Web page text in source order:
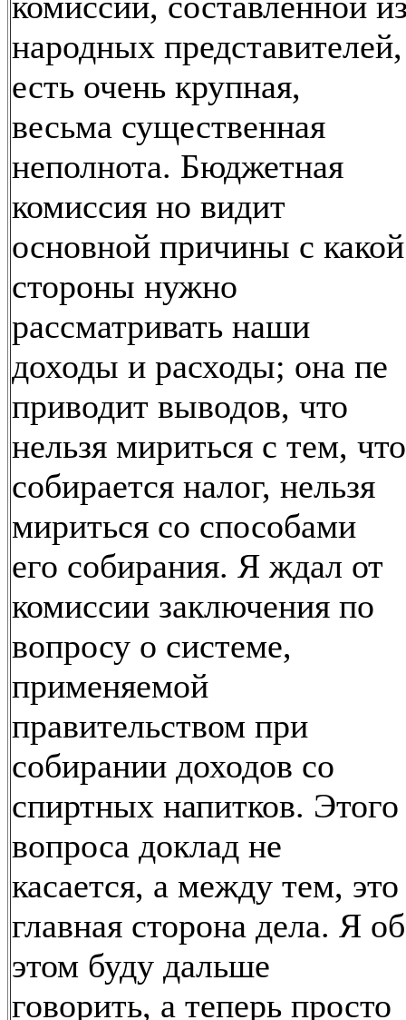
народных представителей,
есть очень крупная,
весьма существенная
неполнота. Бюджетная
комиссия но видит
основной причины с какой
стороны нужно
рассматривать наши
доходы и расходы; она пе
приводит выводов, что
нельзя мириться с тем, что
собирается налог, нельзя
мириться со способами
его собирания. Я ждал от
комиссии заключения по
вопросу о системе,
применяемой
правительством при
собирании доходов со
спиртных напитков. Этого
вопроса доклад не
касается, а между тем, это
главная сторона дела. Я об
этом буду дальше
говорить, а теперь просто